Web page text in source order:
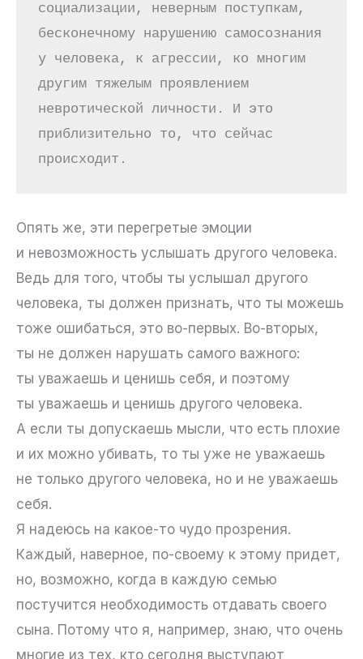
социализации, неверным поступкам,
бесконечному нарушению самосознания
у человека, к агрессии, ко многим
другим тяжелым проявлением
невротической личности. И это
приблизительно то, что сейчас
происходит.
Опять же, эти перегретые эмоции
и невозможность услышать другого человека.
Ведь для того, чтобы ты услышал другого
человека, ты должен признать, что ты можешь
тоже ошибаться, это во-первых. Во-вторых,
ты не должен нарушать самого важного:
ты уважаешь и ценишь себя, и поэтому
ты уважаешь и ценишь другого человека.
А если ты допускаешь мысли, что есть плохие
и их можно убивать, то ты уже не уважаешь
не только другого человека, но и не уважаешь
себя.
Я надеюсь на какое-то чудо прозрения.
Каждый, наверное, по-своему к этому придет,
но, возможно, когда в каждую семью
постучится необходимость отдавать своего
сына. Потому что я, например, знаю, что очень
многие из тех, кто сегодня выступают